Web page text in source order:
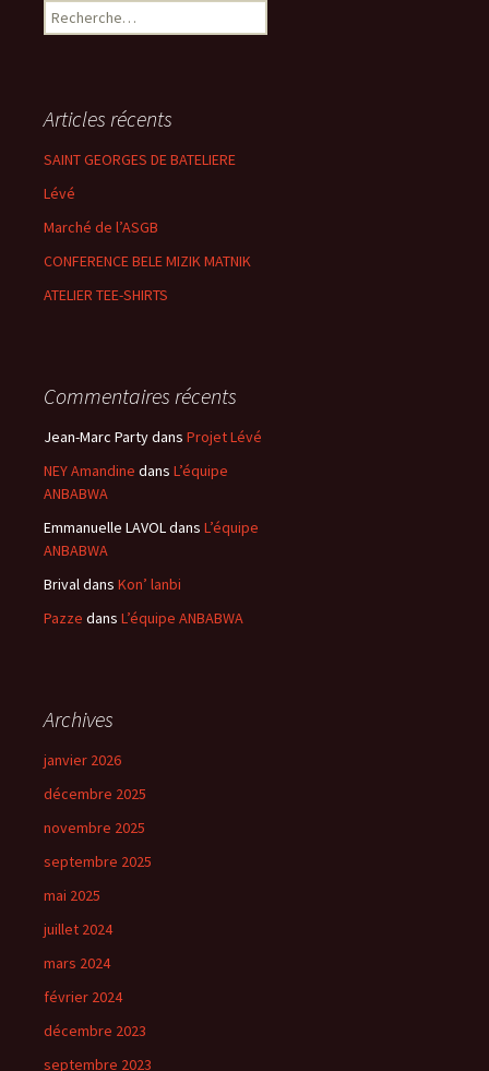
Rechercher :
Articles récents
SAINT GEORGES DE BATELIERE
Lévé
Marché de l’ASGB
CONFERENCE BELE MIZIK MATNIK
ATELIER TEE-SHIRTS
Commentaires récents
Jean-Marc Partydans Projet Lévé
NEY Amandine dans L’équipe
ANBABWA
Emmanuelle LAVOLdans L’équipe
ANBABWA
Brivaldans Kon’ lanbi
Pazze dans L’équipe ANBABWA
Archives
janvier 2026
décembre 2025
novembre 2025
septembre 2025
mai 2025
juillet 2024
mars 2024
février 2024
décembre 2023
septembre 2023